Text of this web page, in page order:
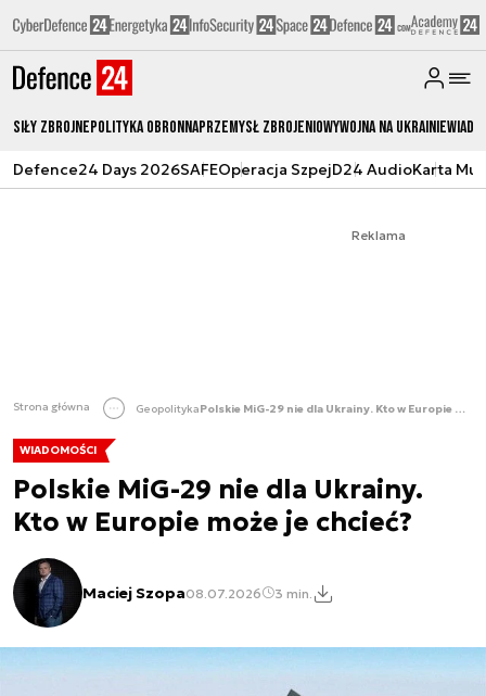
Siły zbrojnePolityka obronnaPrzemysł ZbrojeniowyWojna na Ukrainie
Defence24 Days 2026SAFEOperacja SzpejD24 AudioKarta
Reklama
Strona główna Geopolityka Polskie MiG-29 nie dla Ukrainy. Kto w Europie może je chcieć?
WIADOMOŚCI
Polskie MiG-29 nie dla Ukrainy.
Kto w Europie może je chcieć?
Maciej Szopa08.07.2026 3 min.